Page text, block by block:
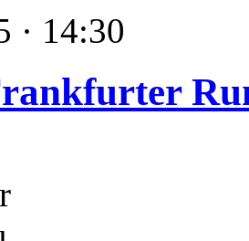
· 14:30